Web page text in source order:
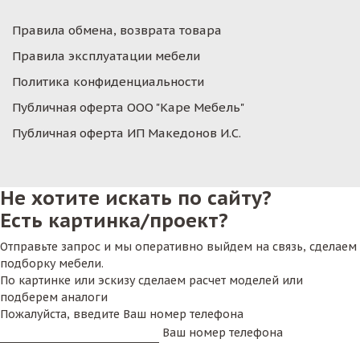
Правила обмена, возврата товара
Правила эксплуатации мебели
Политика конфиденциальности
Публичная оферта ООО "Каре Мебель"
Публичная оферта ИП Македонов И.С.
Не хотите искать по сайту?
Есть картинка/проект?
Отправьте запрос и мы оперативно выйдем на связь, сделаем
подборку мебели.
По картинке или эскизу сделаем расчет моделей или
подберем аналоги
Пожалуйста, введите Ваш номер телефона
Ваш номер телефона